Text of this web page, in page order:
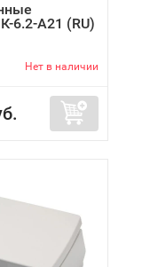
6.2-А21 (RU)
Нет в наличии